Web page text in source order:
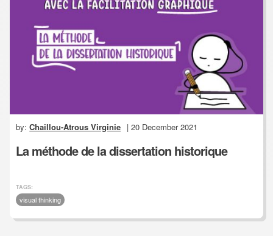
by:Chaillou-Atrous Virginie | 20 December 2021
La méthode de la dissertation historique
TAGS:
visual thinking